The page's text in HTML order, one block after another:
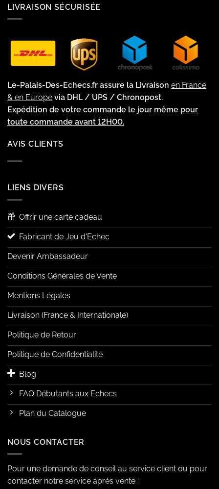
LIVRAISON SÉCURISÉE
Le-Palais-Des-Echecs.fr assure la Livraison en France
& en Europe via DHL / UPS / Chronopost.
Expédition de votre commande le jour même pour
toute commande avant 12H00.
AVIS CLIENTS
LIENS DIVERS
Offrir une carte cadeau
Fabricant de Jeu d'Echec
Devenir Ambassadeur
Conditions Générales de Vente
Mentions Légales
Livraison (France & Internationale)
Politique de Retour
Politique de Confidentialité
Blog
FAQ Débutants aux Echecs
Plan du Catalogue
NOUS CONTACTER
Pour une demande de conseil au service client ou pour
contacter notre service après vente :